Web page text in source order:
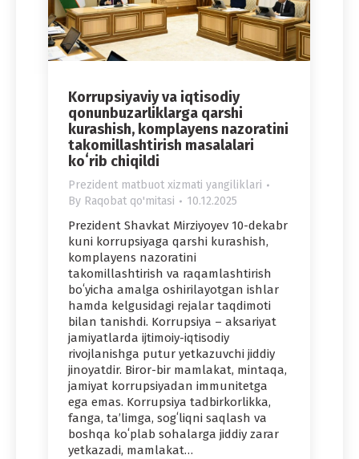
Korrupsiyaviy va iqtisodiy
qonunbuzarliklarga qarshi
kurashish, komplayens nazoratini
takomillashtirish masalalari
koʻrib chiqildi
Prezident matbuot xizmati yangiliklari
By Raqobat qo'mitasi 10.12.2025
Prezident Shavkat Mirziyoyev 10-dekabr
kuni korrupsiyaga qarshi kurashish,
komplayens nazoratini
takomillashtirish va raqamlashtirish
boʻyicha amalga oshirilayotgan ishlar
hamda kelgusidagi rejalar taqdimoti
bilan tanishdi. Korrupsiya – aksariyat
jamiyatlarda ijtimoiy-iqtisodiy
rivojlanishga putur yetkazuvchi jiddiy
jinoyatdir. Biror-bir mamlakat, mintaqa,
jamiyat korrupsiyadan immunitetga
ega emas. Korrupsiya tadbirkorlikka,
fanga, taʼlimga, sogʻliqni saqlash va
boshqa koʻplab sohalarga jiddiy zarar
yetkazadi, mamlakat…